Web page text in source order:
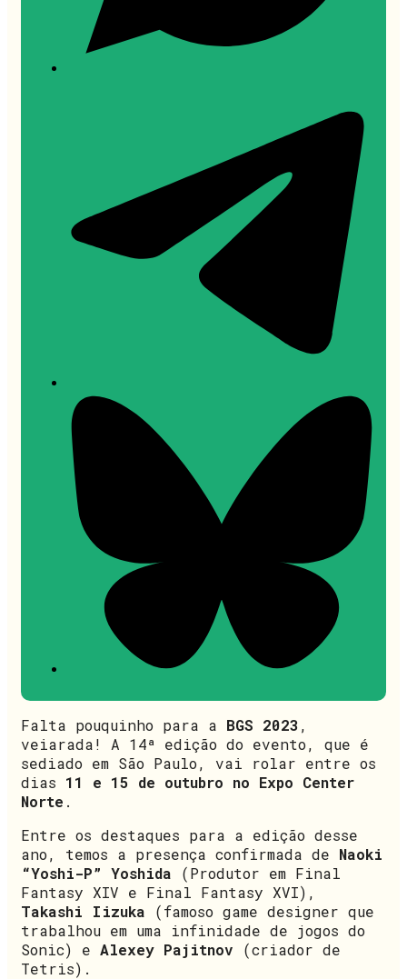
Falta pouquinho para a BGS 2023,
veiarada! A 14ª edição do evento, que é
sediado em São Paulo, vai rolar entre os
dias 11 e 15 de outubro no Expo Center
Norte .
Entre os destaques para a edição desse
ano, temos a presença confirmada de Naoki
“Yoshi-P” Yoshida (Produtor em Final
Fantasy XIV e Final Fantasy XVI),
Takashi Iizuka (famoso game designer que
trabalhou em uma infinidade de jogos do
Sonic) e Alexey Pajitnov (criador de
Tetris).